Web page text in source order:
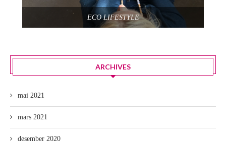
ECO LIFESTYLE
ARCHIVES
mai 2021
mars 2021
desember 2020